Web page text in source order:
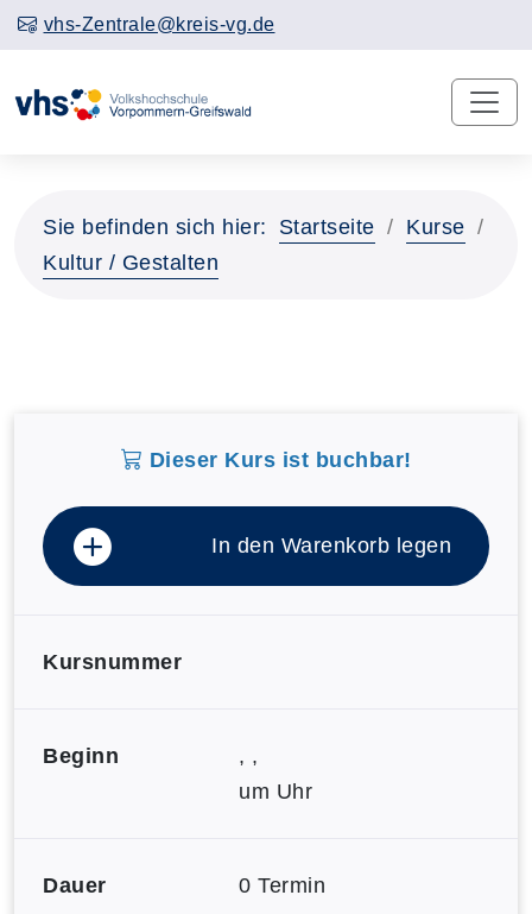
vhs-Zentrale@kreis-vg.de
Sie befinden sich hier: Startseite
Kurse
Kultur / Gestalten
Dieser Kurs ist buchbar!
In den Warenkorb legen
Kursnummer
Beginn
, ,
um Uhr
Dauer 0 Termin